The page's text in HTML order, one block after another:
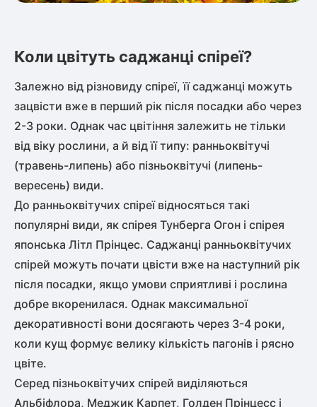
Коли цвітуть саджанці спіреї?
Залежно від різновиду спіреї, її саджанці можуть
зацвісти вже в перший рік після посадки або через
2-3 роки. Однак час цвітіння залежить не тільки
від віку рослини, а й від її типу: ранньоквітучі
(травень-липень) або пізньоквітучі (липень-
вересень) види.
До ранньоквітучих спіреї відносяться такі
популярні види, як спірея Тунберга Огон і спірея
японська Літл Прінцес. Саджанці ранньоквітучих
спірей можуть почати цвісти вже на наступний рік
після посадки, якщо умови сприятливі і рослина
добре вкоренилася. Однак максимальної
декоративності вони досягають через 3-4 роки,
коли кущ формує велику кількість пагонів і рясно
цвіте.
Серед пізньоквітучих спірей виділяються
Альбіфлора, Меджик Карпет, Голден Прінцесс і